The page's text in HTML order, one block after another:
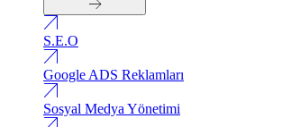
S.E.O
Google ADS Reklamları
Sosyal Medya Yönetimi